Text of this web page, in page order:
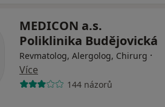
MEDICON a.s.
Poliklinika Budějovická
Revmatolog, Alergolog, Chirurg ·
Více
144 názorů